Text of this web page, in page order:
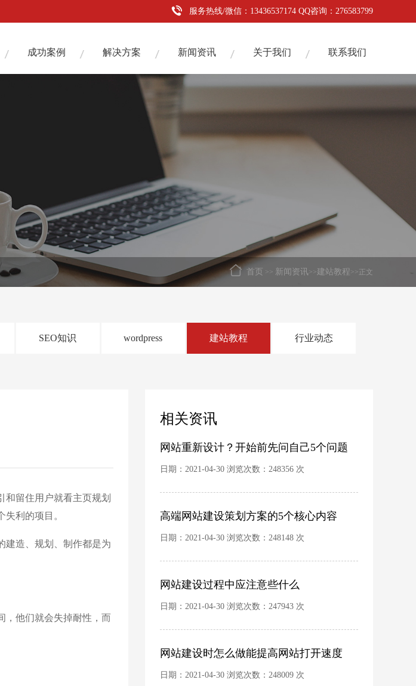
服务热线/微信：13436537174 QQ咨询：276583799
成功案例 解决方案 新闻资讯 关于我们 联系我们
首页 >> 新闻资讯>>建站教程>>正文
SEO知识 wordpress 建站教程 行业动态
和留住用户就看主页规划
利的项目。
建造、规划、制作都是为
，他们就会失掉耐性，而
相关资讯
网站重新设计？开始前先问自己5个问题
日期：2021-04-30 浏览次数：248356 次
高端网站建设策划方案的5个核心内容
日期：2021-04-30 浏览次数：248148 次
网站建设过程中应注意些什么
日期：2021-04-30 浏览次数：247943 次
网站建设时怎么做能提高网站打开速度
日期：2021-04-30 浏览次数：248009 次